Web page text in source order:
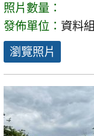
照片數量：
發佈單位： 資料組
瀏覽照片